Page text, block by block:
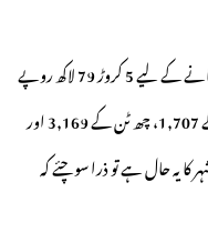
ڈبلیو ایس ایس پی نے لوکل گورنمنٹ سے ڈھکن لگانے کے لیے 5 کروڑ 79 لاکھ روپے
کی فنڈنگ کی درخواست کی ہے، جن میں پندرہ ٹن کے 1,707، چھ ٹن کے 3,169 اور
شہر کا یہ حال ہے تو ذرا سوچئے کہ